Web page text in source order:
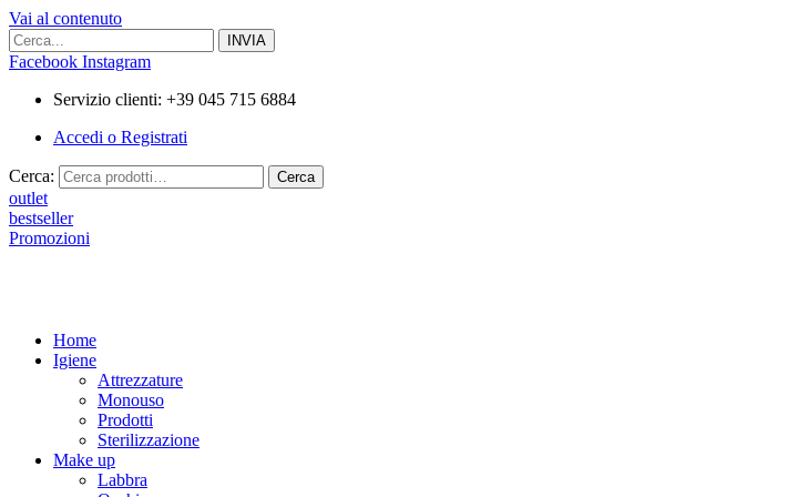
Vai al contenuto
Facebook Instagram
Servizio clienti: +39 045 715 6884
Accedi o Registrati
Cerca: Cerca
outlet
bestseller
Promozioni
Home
Igiene
Attrezzature
Monouso
Prodotti
Sterilizzazione
Make up
Labbra